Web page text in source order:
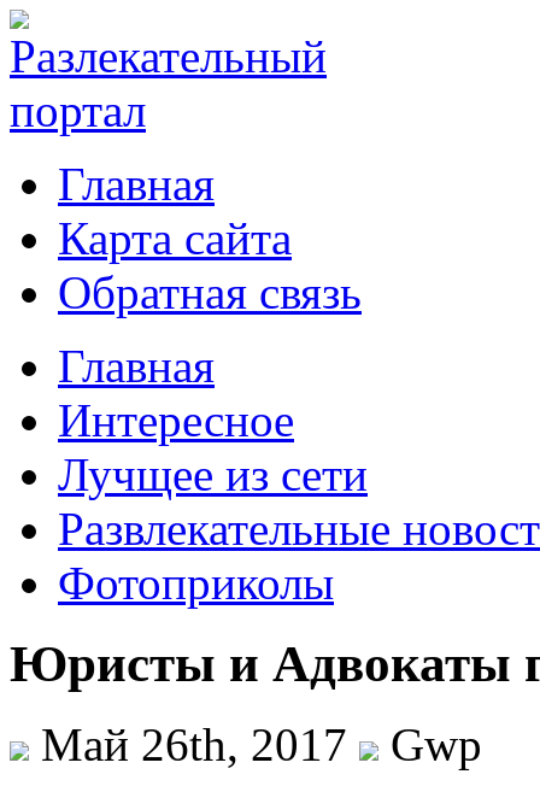
Главная
Карта сайта
Обратная связь
Главная
Интересное
Лучщее из сети
Развлекательные
Фотоприколы
Юристы и Адвокаты
Май 26th, 2017
Gwp